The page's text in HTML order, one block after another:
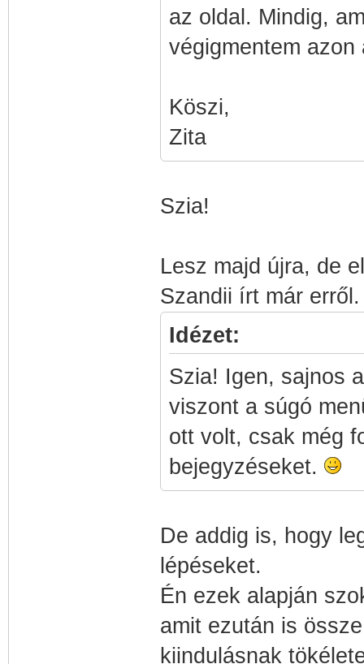
az oldal. Mindig,
végigmentem
Köszi,
Zita
Szia!
Lesz majd újra, de
Szandii írt már
Idézet:
Szia! Igen, sajnos
viszont a súgó
ott volt, csak még
bejegyzéseket.
De addig is, hogy
lépéseket.
Én ezek alapján
amit ezután is
kiindulásnak